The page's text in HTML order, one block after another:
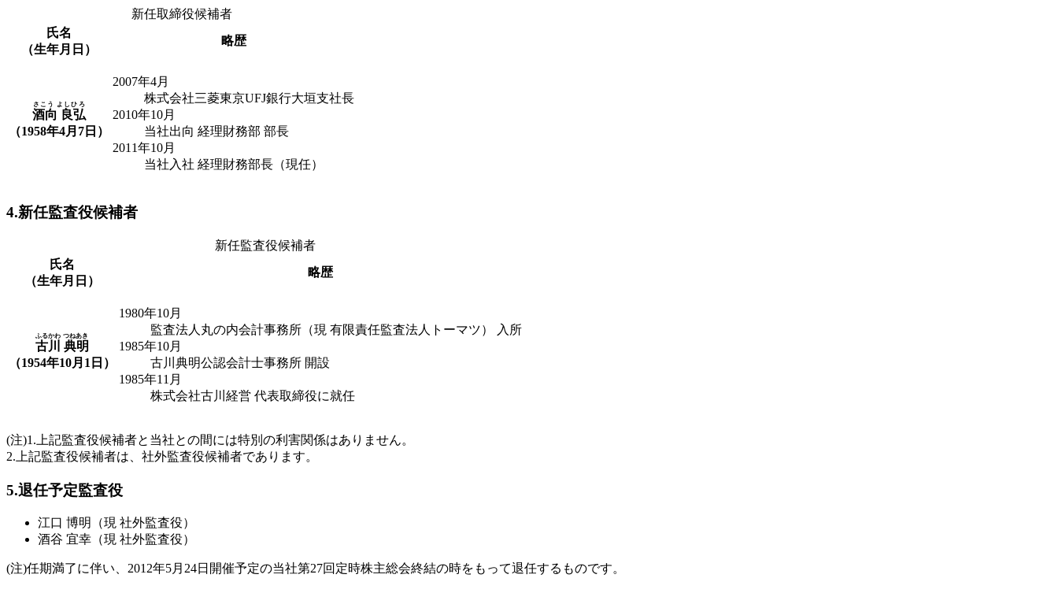
新任取締役候補者
氏名
（生年月日）
略歴
酒向 良弘
さこう よしひろ
（1958年4月7日）
2007年4月
株式会社三菱東京UFJ銀行大垣支社長
2010年10月
当社出向 経理財務部 部長
2011年10月
当社入社 経理財務部長（現任）
4.新任監査役候補者
新任監査役候補者
氏名
（生年月日）
略歴
古川 典明
ふるかわ つねあき
（1954年10月1日）
1980年10月
監査法人丸の内会計事務所（現 有限責任監査法人トーマツ） 入所
1985年10月
古川典明公認会計士事務所 開設
1985年11月
株式会社古川経営 代表取締役に就任
(注)1.上記監査役候補者と当社との間には特別の利害関係はありません。
2.上記監査役候補者は、社外監査役候補者であります。
5.退任予定監査役
江口 博明（現 社外監査役）
酒谷 宜幸（現 社外監査役）
(注)任期満了に伴い、2012年5月24日開催予定の当社第27回定時株主総会終結の時をもって退任するものです。